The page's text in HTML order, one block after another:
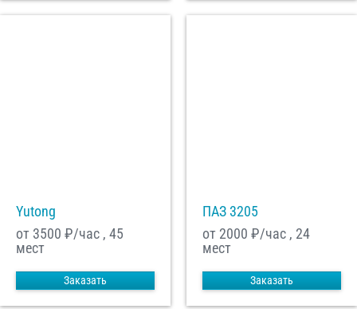
Yutong
от 3500 ₽/час , 45
мест
Заказать
ПАЗ 3205
от 2000 ₽/час , 24
мест
Заказать